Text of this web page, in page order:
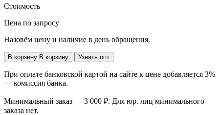
Стоимость
Цена по запросу
Назовём цену и наличие в день обращения.
В корзину В корзину Узнать опт
При оплате банковской картой на сайте к цене добавляется 3%
— комиссия банка.
Минимальный заказ — 3 000 ₽. Для юр. лиц минимального
заказа нет.